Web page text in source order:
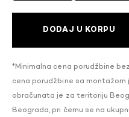
DODAJ U KORPU
*Minimalna cena porudžbine
cena porudžbine sa
obračunata je za teritoriju
Beograda, pri čemu se na